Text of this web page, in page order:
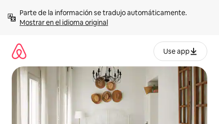
contenidoMostrar en el idioma original
Use app